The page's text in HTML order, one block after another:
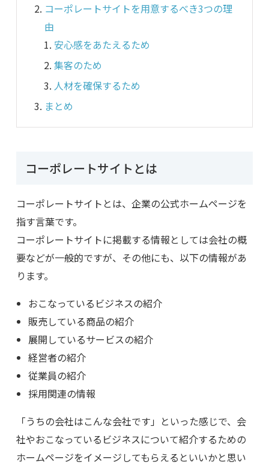
コーポレートサイトを用意するべき3つの理
由
安心感をあたえるため
集客のため
人材を確保するため
まとめ
コーポレートサイトとは
コーポレートサイトとは、企業の公式ホームページを
指す言葉です。
コーポレートサイトに掲載する情報としては会社の概
要などが一般的ですが、その他にも、以下の情報があ
ります。
おこなっているビジネスの紹介
販売している商品の紹介
展開しているサービスの紹介
経営者の紹介
従業員の紹介
採用関連の情報
「うちの会社はこんな会社です」といった感じで、会
社やおこなっているビジネスについて紹介するための
ホームページをイメージしてもらえるといいかと思い